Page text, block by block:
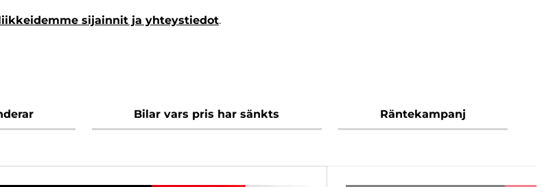
sijainnit ja yhteystiedot.
Bilar vars pris har sänkts Räntekampanj